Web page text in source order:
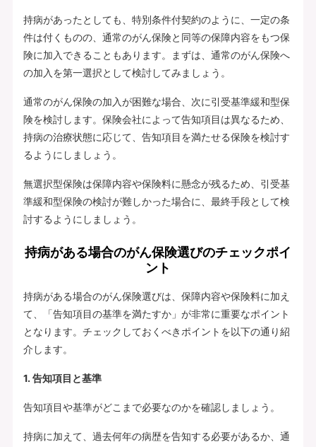
持病があったとしても、特別条件付契約のように、一定の条
件は付くものの、通常のがん保険と同等の保障内容をもつ保
険に加入できることもあります。まずは、通常のがん保険へ
の加入を第一選択として検討してみましょう。
通常のがん保険の加入が困難な場合、次に引受基準緩和型保
険を検討します。保険会社によって告知項目は異なるため、
持病の治療状態に応じて、告知項目を満たせる保険を検討す
るようにしましょう。
無選択型保険は保障内容や保険料に懸念が残るため、引受基
準緩和型保険の検討が難しかった場合に、最終手段として検
討するようにしましょう。
持病がある場合のがん保険選びのチェックポイ
ント
持病がある場合のがん保険選びは、保障内容や保険料に加え
て、「告知項目の基準を満たすか」が非常に重要なポイント
となります。チェックしておくべきポイントを以下の通り紹
介します。
1. 告知項目と基準
告知項目や基準がどこまで必要なのかを確認しましょう。
持病に加えて、過去何年の病歴を告知する必要があるか、通